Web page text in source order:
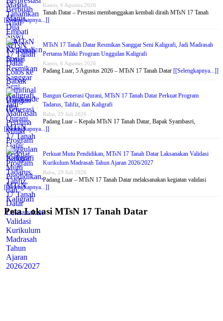
Kamis, 6 Agustus 2026
Tanah Datar – Prestasi membanggakan kembali diraih MTsN 17 Tanah
[[Selengkapnya...]]
MTsN 17 Tanah Datar Resmikan Sanggar Seni Kaligrafi, Jadi Madrasah
Pertama Miliki Program Unggulan Kaligrafi
Kamis, 6 Agustus 2026
Padang Luar, 5 Agustus 2026 – MTsN 17 Tanah Datar [[Selengkapnya...]]
Bangun Generasi Qurani, MTsN 17 Tanah Datar Perkuat Program
Tadarus, Tahfiz, dan Kaligrafi
Rabu, 29 Juli 2026
Padang Luar – Kepala MTsN 17 Tanah Datar, Bapak Syambasri,
[[Selengkapnya...]]
Perkuat Mutu Pendidikan, MTsN 17 Tanah Datar Laksanakan Validasi
Kurikulum Madrasah Tahun Ajaran 2026/2027
Rabu, 29 Juli 2026
Padang Luar – MTsN 17 Tanah Datar melaksanakan kegiatan validasi
[[Selengkapnya...]]
Peta Lokasi MTsN 17 Tanah Datar